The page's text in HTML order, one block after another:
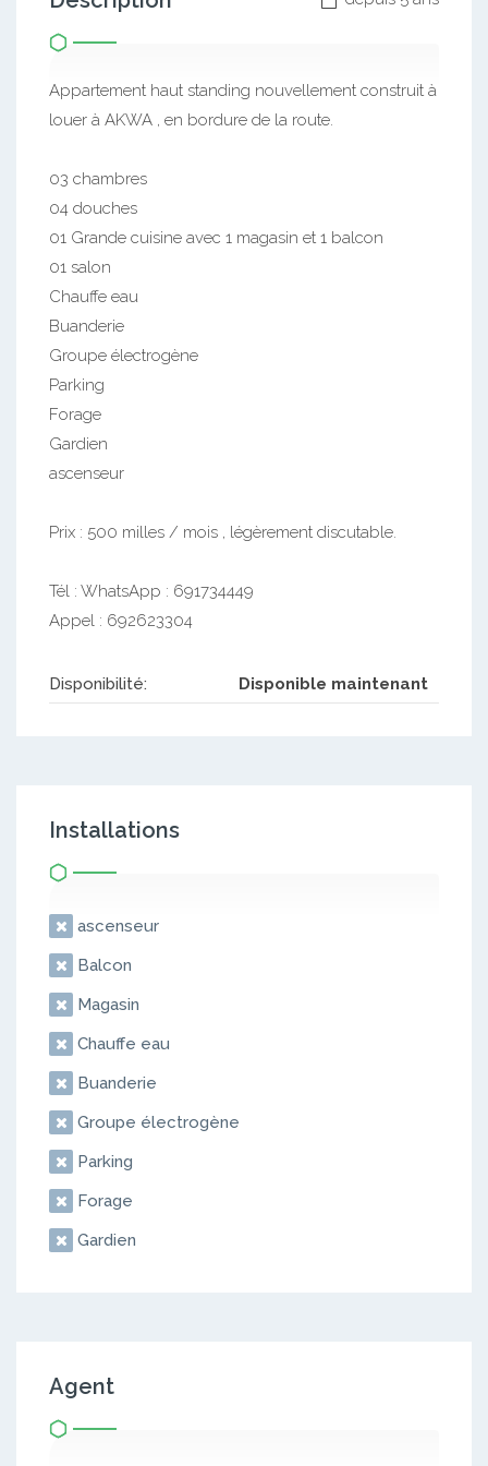
Appartement haut standing nouvellement construit à
louer à AKWA , en bordure de la route.
03 chambres
04 douches
01 Grande cuisine avec 1 magasin et 1 balcon
01 salon
Chauffe eau
Buanderie
Groupe électrogène
Parking
Forage
Gardien
ascenseur
Prix : 500 milles / mois , légèrement discutable.
Tél : WhatsApp : 691734449
Appel : 692623304
Disponibilité: Disponible maintenant
Installations
ascenseur
Balcon
Magasin
Chauffe eau
Buanderie
Groupe électrogène
Parking
Forage
Gardien
Agent